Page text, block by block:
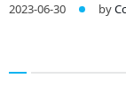
2023-06-30 by